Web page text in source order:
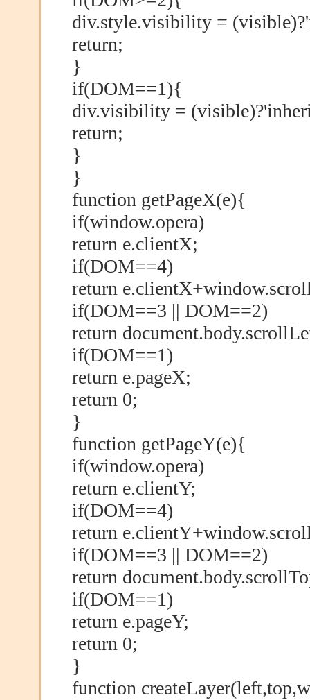
div.style.visibility =
return;
}
if(DOM==1){
div.visibility =
return;
}
}
function getPageX(e){
if(window.opera)
return e.clientX;
if(DOM==4)
return
if(DOM==3 || DOM==2)
return
if(DOM==1)
return e.pageX;
return 0;
}
function getPageY(e){
if(window.opera)
return e.clientY;
if(DOM==4)
return
if(DOM==3 || DOM==2)
return
if(DOM==1)
return e.pageY;
return 0;
}
function